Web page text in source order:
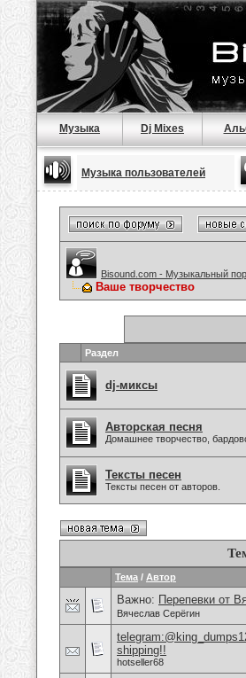
Музыка Dj Mixes
Музыка пользователей
Bisound.com - Музыкальный
Ваше творчество
Раздел
dj-миксы
Авторская песня
Домашнее творчество,
Тексты песен
Тексты песен от авторов.
Тема / Автор
Важно: Перепевки от
Вячеслав Серёгин
shipping!!
hotseller68